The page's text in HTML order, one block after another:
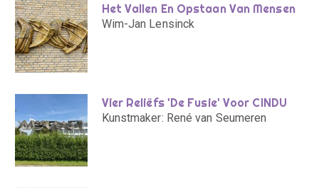
Het Vallen En Opstaan Van Mensen
Wim-Jan Lensinck
Vier Reliëfs 'De Fusie' Voor CINDU
Kunstmaker: René van Seumeren